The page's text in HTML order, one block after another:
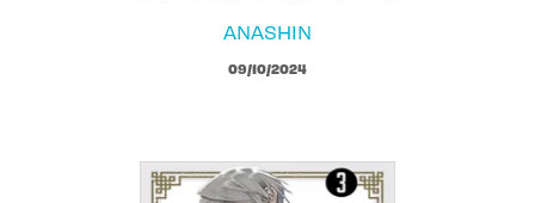
ANASHIN
09/10/2024